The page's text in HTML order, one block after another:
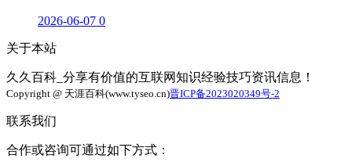
2026-06-07 0
关于本站
久久百科_分享有价值的互联网知识经验技巧资讯信息！
Copyright @ 天涯百科(www.tyseo.cn)晋ICP备2023020349号-2
联系我们
合作或咨询可通过如下方式：